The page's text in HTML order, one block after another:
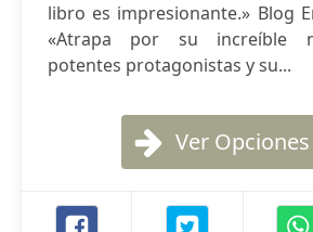
libro es impresionante.» Blog
«Atrapa por su increíble
potentes protagonistas y su...
Ver Opciones